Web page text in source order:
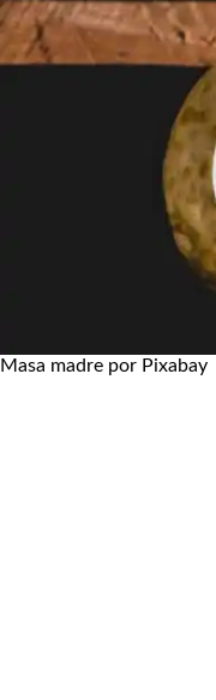
Masa madre por Pixabay